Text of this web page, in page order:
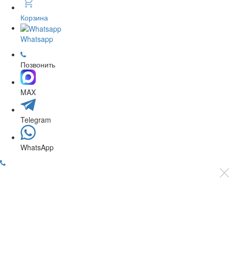
Корзина
Whatsapp
Позвонить
MAX
Telegram
WhatsApp